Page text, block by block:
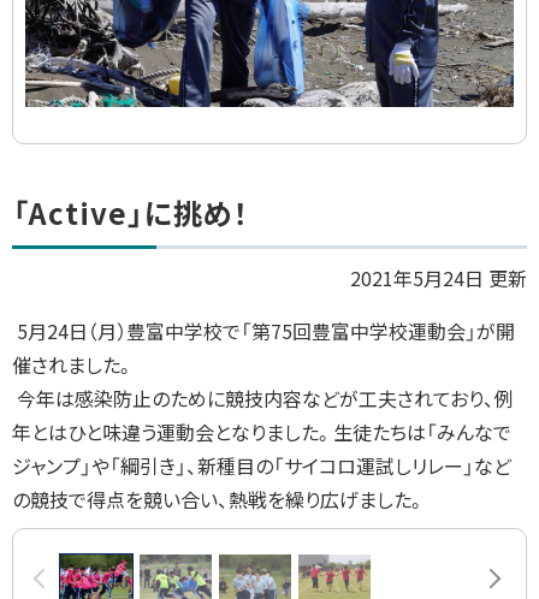
ト
戻
る
「Active」に挑め！
2021年5月24日 更新
5月24日（月）豊富中学校で「第75回豊富中学校運動会」が開
催されました。
今年は感染防止のために競技内容などが工夫されており、例
年とはひと味違う運動会となりました。生徒たちは「みんなで
ジャンプ」や「綱引き」、新種目の「サイコロ運試しリレー」など
の競技で得点を競い合い、熱戦を繰り広げました。
画
前へ 次へ